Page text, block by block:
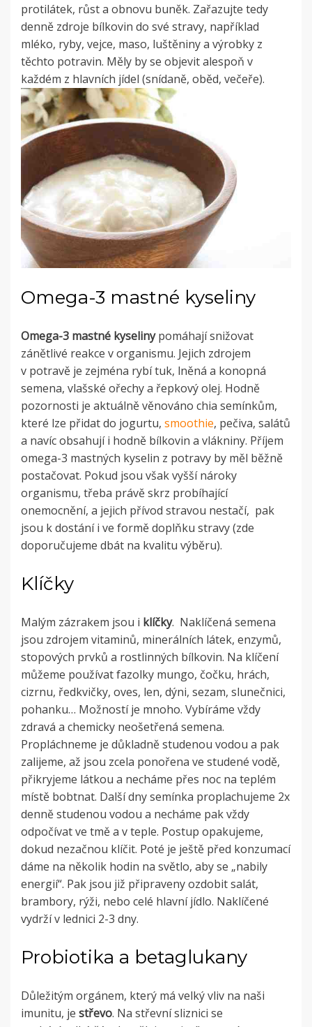
protilátek, růst a obnovu buněk. Zařazujte tedy
denně zdroje bílkovin do své stravy, například
mléko, ryby, vejce, maso, luštěniny a výrobky z
těchto potravin. Měly by se objevit alespoň v
každém z hlavních jídel (snídaně, oběd, večeře).
Omega-3 mastné kyseliny
Omega-3 mastné kyselinypomáhají snižovat
zánětlivé reakce v organismu. Jejich zdrojem
v potravě je zejména rybí tuk, lněná a konopná
semena, vlašské ořechy a řepkový olej. Hodně
pozornosti je aktuálně věnováno chia semínkům,
které lze přidat do jogurtu, smoothie, pečiva, salátů
a navíc obsahují i hodně bílkovin a vlákniny. Příjem
omega-3 mastných kyselin z potravy by měl běžně
postačovat. Pokud jsou však vyšší nároky
organismu, třeba právě skrz probíhající
onemocnění, a jejich přívod stravou nestačí, pak
jsou k dostání i ve formě doplňku stravy (zde
doporučujeme dbát na kvalitu výběru).
Klíčky
Malým zázrakem jsou i klíčky. Naklíčená semena
jsou zdrojem vitaminů, minerálních látek, enzymů,
stopových prvků a rostlinných bílkovin. Na klíčení
můžeme používat fazolky mungo, čočku, hrách,
cizrnu, ředkvičky, oves, len, dýni, sezam, slunečnici,
pohanku… Možností je mnoho. Vybíráme vždy
zdravá a chemicky neošetřená semena.
Propláchneme je důkladně studenou vodou a pak
zalijeme, až jsou zcela ponořena ve studené vodě,
přikryjeme látkou a necháme přes noc na teplém
místě bobtnat. Další dny semínka proplachujeme 2x
denně studenou vodou a necháme pak vždy
odpočívat ve tmě a v teple. Postup opakujeme,
dokud nezačnou klíčit. Poté je ještě před konzumací
dáme na několik hodin na světlo, aby se „nabily
energií“. Pak jsou již připraveny ozdobit salát,
brambory, rýži, nebo celé hlavní jídlo. Naklíčené
vydrží v lednici 2-3 dny.
Probiotika a betaglukany
Důležitým orgánem, který má velký vliv na naši
imunitu, je střevo. Na střevní sliznici se